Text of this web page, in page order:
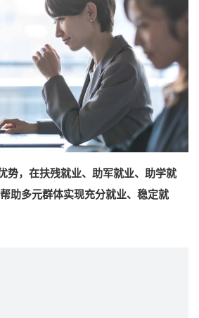
势，在扶残就业、助军就业、助学就
助多元群体实现充分就业、稳定就